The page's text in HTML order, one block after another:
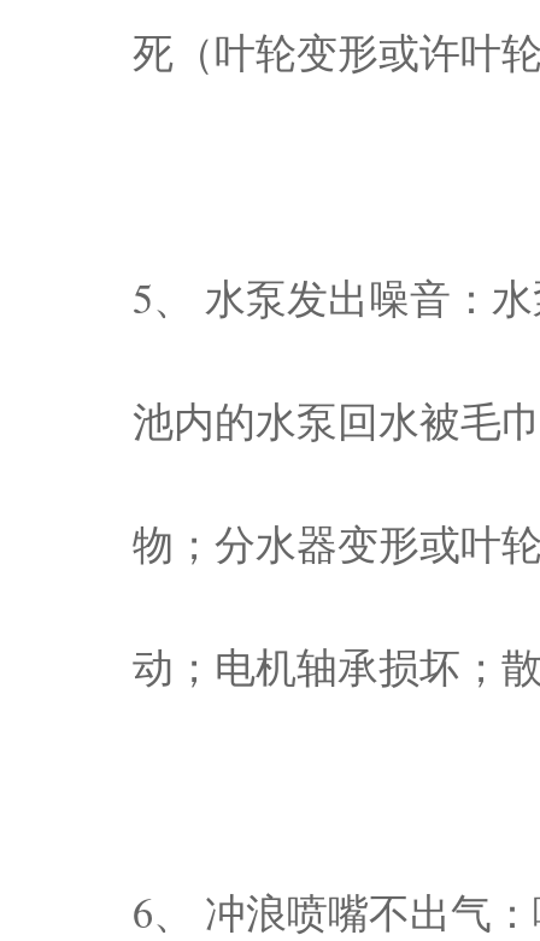
死（叶轮变形或许叶
5、 水泵发出噪音：
池内的水泵回水被毛
物；分水器变形或叶
动；电机轴承损坏；
6、 冲浪喷嘴不出气